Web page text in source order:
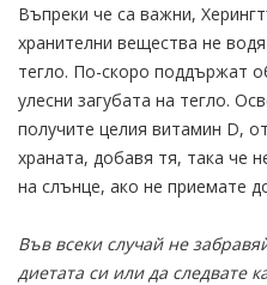
Въпреки че са важни,
хранителни вещества не
тегло. По-скоро поддържат
улесни загубата на тегло.
получите целия витамин D,
храната, добавя тя, така че
на слънце, ако не приемате
Във всеки случай не
диетата си или да следвате